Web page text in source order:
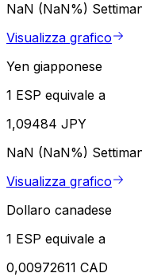
NaN (NaN%)
Visualizza grafico
Yen giapponese
1 ESP equivale a
1,09484 JPY
NaN (NaN%)
Visualizza grafico
Dollaro canadese
1 ESP equivale a
0,00972611 CAD